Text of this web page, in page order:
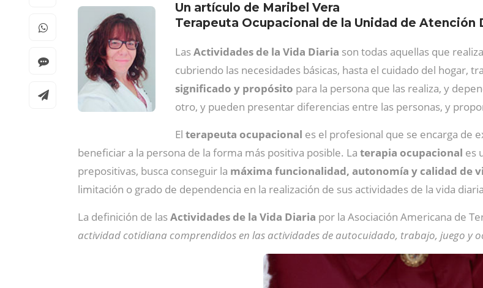
Un artículo de Maribel Vera
Terapeuta Ocupacional de la Unidad de Atención
LasActividades de la Vida Diaria son todas aquellas que
cubriendo las necesidades básicas, hasta el cuidado del hogar,
significado y propósito para la persona que las realiza, y
otro, y pueden presentar diferencias entre las personas, y
El terapeuta ocupacional es el profesional que se encarga de
beneficiar a la persona de la forma más positiva posible. La terapia ocupacional es
prepositivas, busca conseguir la máxima funcionalidad, autonomía y calidad de
limitación o grado de dependencia en la realización de sus actividades de la vida
La definición de lasActividades de la Vida Diaria por la Asociación Americana de
actividad cotidiana comprendidos en las actividades de autocuidado, trabajo, juego y